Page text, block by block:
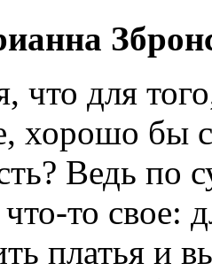
что для
хорошо бы
Ведь по
что-то свое:
платья и